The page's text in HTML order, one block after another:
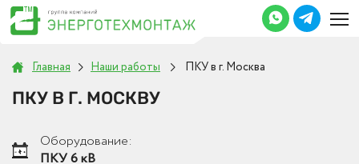
Главная Наши работы ПКУ в г. Москва
ПКУ В Г. МОСКВУ
Оборудование:
ПКУ 6 кВ